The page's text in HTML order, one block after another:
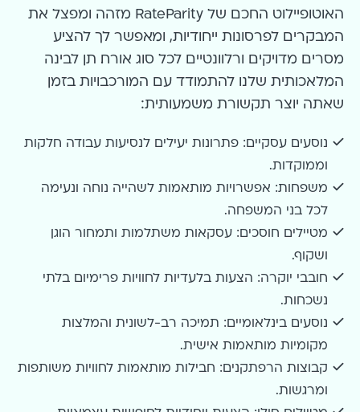
האוטופיילוט החכם של RateParity מזהה ומפצל את
המבקרים לפרסונות ייחודיות, ומאפשר לך להציע
מסרים מדויקים ורלוונטיים לכל סוג אורח. תן לבינה
המלאכותית שלנו להתמודד עם המורכבויות בזמן
שאתה יוצר תקשורת משמעותית:
נוסעים עסקיים: פתרונות יעילים לנסיעות עבודה חלקות
וממוקדות.
משפחות: אפשרויות מותאמות לשהייה נוחה ונעימה
לכל בני המשפחה.
מטיילים חוסכים: עסקאות משתלמות ותמחור הוגן
ושקוף.
חובבי יוקרה: הצעות בלעדיות לחוויות פרימיום בלתי
נשכחות.
נוסעים בינלאומיים: תמיכה רב-לשונית והמלצות
מקומיות מותאמות אישית.
קבוצות הרפתקנים: חבילות מותאמות לחוויות משותפות
ומרגשות.